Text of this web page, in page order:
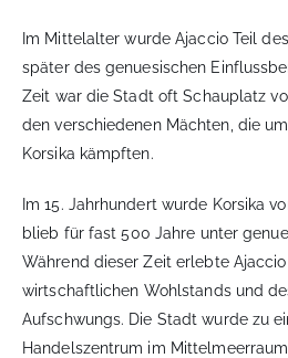
Im Mittelalter wurde Ajaccio Teil
später des genuesischen
Zeit war die Stadt oft Schauplatz
den verschiedenen Mächten, die
Korsika kämpften.
Im 15. Jahrhundert wurde Korsika
blieb für fast 500 Jahre unter
Während dieser Zeit erlebte
wirtschaftlichen Wohlstands und
Aufschwungs. Die Stadt wurde zu
Handelszentrum im